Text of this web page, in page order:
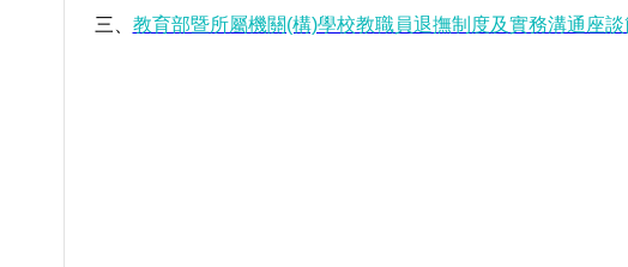
三、 教育部暨所屬機關(構)學校教職員退撫制度及實務溝通座談